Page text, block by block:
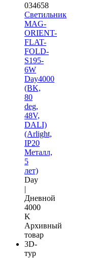
034658
Светильник
MAG-
ORIENT-
FLAT-
FOLD-
S195-
6W
Day4000
(BK,
80
deg,
48V,
DALI)
(Arlight,
IP20
Металл,
5
лет)
Day
|
Дневной
4000
K
Архивный
товар
3D-
тур